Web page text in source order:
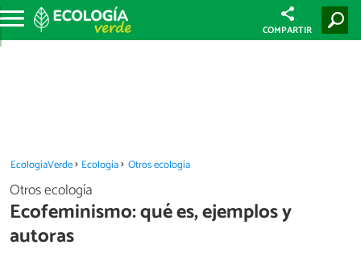
COMPARTIR
EcologíaVerde Ecología Otros ecología
Otros ecología
Ecofeminismo: qué es, ejemplos y
autoras